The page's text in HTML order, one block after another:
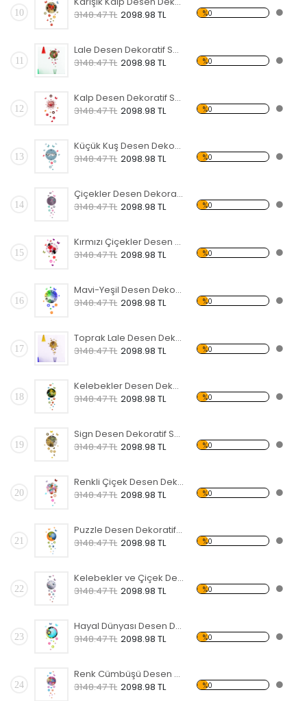
10
3148.47 TL 2098.98 TL %0
11
Lale Desen Dekoratif Saat
3148.47 TL 2098.98 TL %0
12
Kalp Desen Dekoratif Saat
3148.47 TL 2098.98 TL %0
13
Küçük Kuş Desen Dekoratif Saat
3148.47 TL 2098.98 TL %0
14
Çiçekler Desen Dekoratif Saat
3148.47 TL 2098.98 TL %0
15
Kırmızı Çiçekler Desen Dekoratif Saat
3148.47 TL 2098.98 TL %0
16
Mavi-Yeşil Desen Dekoratif Saat
3148.47 TL 2098.98 TL %0
17
Toprak Lale Desen Dekoratif Saat
3148.47 TL 2098.98 TL %0
18
Kelebekler Desen Dekoratif Saat
3148.47 TL 2098.98 TL %0
19
Sign Desen Dekoratif Saat
3148.47 TL 2098.98 TL %0
20
Renkli Çiçek Desen Dekoratif Saat
3148.47 TL 2098.98 TL %0
21
Puzzle Desen Dekoratif Saat
3148.47 TL 2098.98 TL %0
22
Kelebekler ve Çiçek Desen Dekoratif Saat
3148.47 TL 2098.98 TL %0
23
Hayal Dünyası Desen Dekoratif Saat
3148.47 TL 2098.98 TL %0
24
Renk Cümbüşü Desen Dekoratif Saat
3148.47 TL 2098.98 TL %0